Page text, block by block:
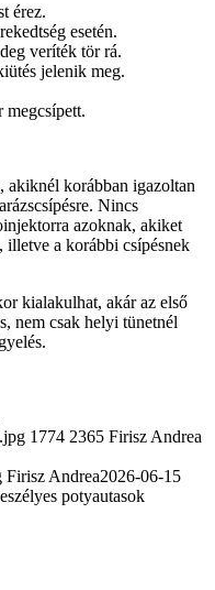
érez.
esetén.
veríték tör rá.
jelenik meg.
megcsípett.
akiknél korábban igazoltan
Nincs
azoknak, akiket
illetve a korábbi csípésnek
kialakulhat, akár az első
nem csak helyi tünetnél
1774 2365 Firisz Andrea
Firisz Andrea2026-06-15
potyautasok